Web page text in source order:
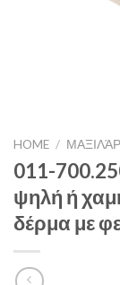
HOME /
011-
ψηλή ή
δέρμα με